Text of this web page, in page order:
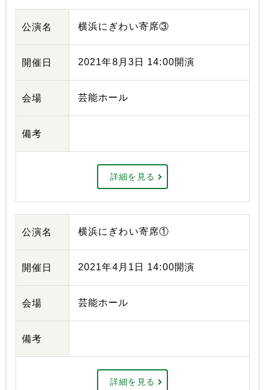
公演名 横浜にぎわい寄席③
開催日 2021年8月3日 14:00開演
会場 芸能ホール
備考
詳細を見る
公演名 横浜にぎわい寄席①
開催日 2021年4月1日 14:00開演
会場 芸能ホール
備考
詳細を見る